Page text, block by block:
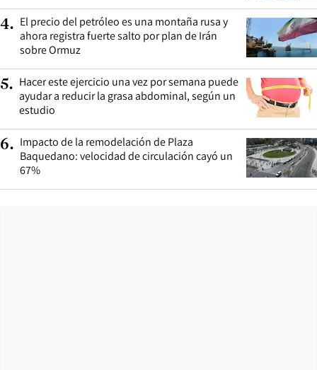
4. El precio del petróleo es una montaña rusa y
ahora registra fuerte salto por plan de Irán
sobre Ormuz
5. Hacer este ejercicio una vez por semana puede
ayudar a reducir la grasa abdominal, según un
estudio
6. Impacto de la remodelación de Plaza
Baquedano: velocidad de circulación cayó un
67%